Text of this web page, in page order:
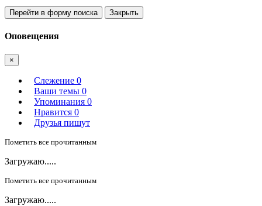
Перейти в форму поиска Закрыть
Оповещения
×
Слежение 0
Ваши темы 0
Упоминания 0
Нравится 0
Друзья пишут
Пометить все прочитанным
Загружаю.....
Пометить все прочитанным
Загружаю.....